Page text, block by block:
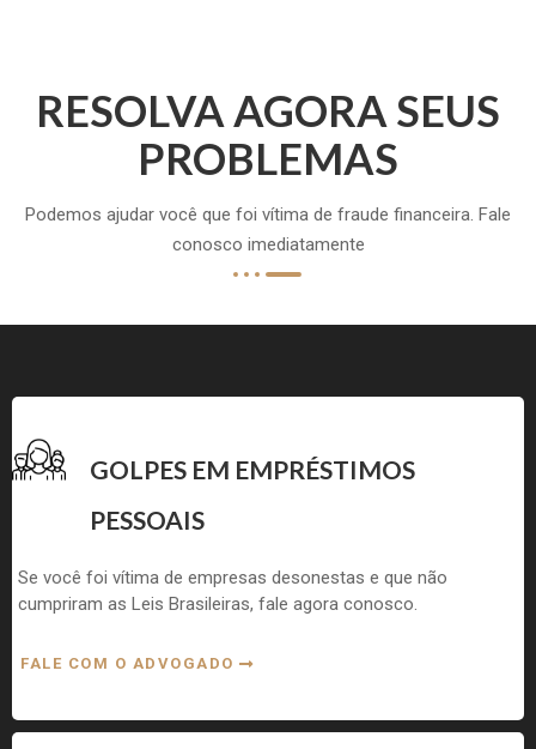
RESOLVA AGORA SEUS
PROBLEMAS
Podemos ajudar você que foi vítima de fraude financeira. Fale
conosco imediatamente
GOLPES EM EMPRÉSTIMOS
PESSOAIS
Se você foi vítima de empresas desonestas e que não
cumpriram as Leis Brasileiras, fale agora conosco.
FALE COM O ADVOGADO